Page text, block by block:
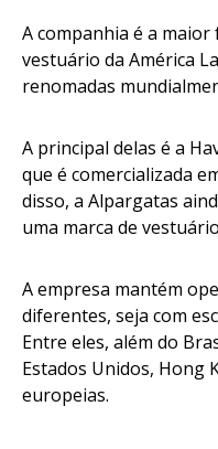
A companhia é a maior
vestuário da América
renomadas
A principal delas é a
que é comercializada
disso, a Alpargatas
uma marca de
A empresa mantém
diferentes, seja com
Entre eles, além do
Estados Unidos, Hong
europeias.